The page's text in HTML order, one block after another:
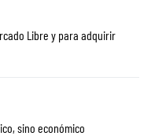
Libre y para adquirir
sino económico